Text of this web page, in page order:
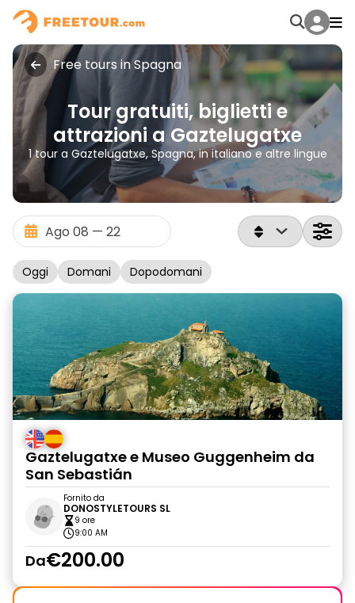
Free tours in Spagna
Tour gratuiti, biglietti e
attrazioni a Gaztelugatxe
1 tour a Gaztelugatxe, Spagna, in italiano e altre lingue
Oggi Domani Dopodomani
Gaztelugatxe e Museo Guggenheim da
San Sebastián
Fornito da
DONOSTYLETOURS SL
9 ore
9:00 AM
Da€200.00